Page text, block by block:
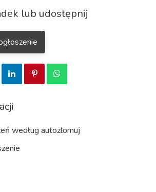
Głubczyce Głuchołazy Gogolin
Kędzierzyn-Koźle Kietrz Kluczbork
Krapkowice Leśnica Lewin Brzeski
Nysa Olesno Otmuchów Ozimek
Prudnik Strzelce Opolskie
Zawadzkie Zdzieszowice
lub udostępnij
według autozlomuj